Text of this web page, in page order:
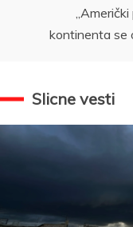
kontinenta se
Slicne vesti